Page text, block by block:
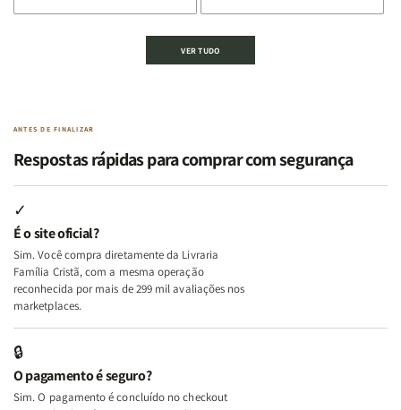
de
|
Minhas
Lutas
e
Deus
+
A
Mulher
Lar
de
Edificando
Eu,
Minhas
Lutas
+
A
Lar
de
Kit
Mulher
Segundo
de
Mulher
Segundo
VER TUDO
ANTES DE FINALIZAR
Respostas rápidas para comprar com segurança
✓
É o site oficial?
Sim. Você compra diretamente da Livraria
Família Cristã, com a mesma operação
reconhecida por mais de 299 mil avaliações nos
marketplaces.
🔒
O pagamento é seguro?
Sim. O pagamento é concluído no checkout